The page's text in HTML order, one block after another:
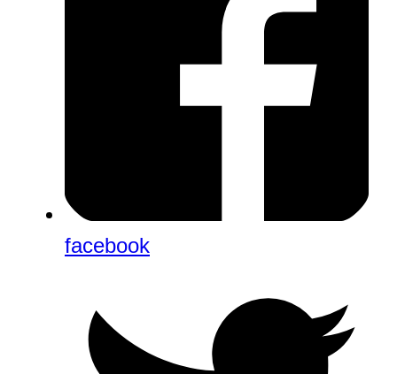
facebook